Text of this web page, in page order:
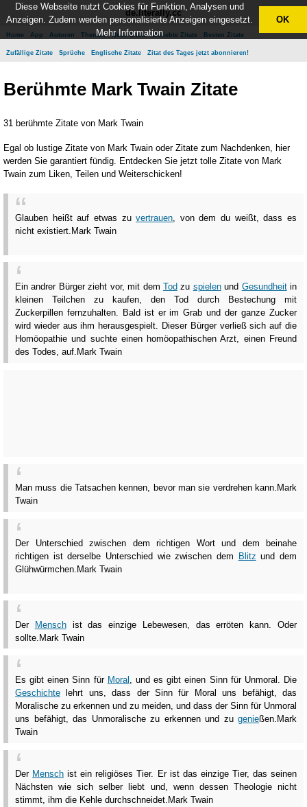
de.literally.cc
Home App Autoren Themen Neue Zitate Beliebte Zitate Besten Zitate
Zufällige Zitate Sprüche Englische Zitate Zitat des Tages jetzt abonnieren!
Berühmte Mark Twain Zitate
31 berühmte Zitate von Mark Twain
Egal ob lustige Zitate von Mark Twain oder Zitate zum Nachdenken, hier
werden Sie garantiert fündig. Entdecken Sie jetzt tolle Zitate von Mark
Twain zum Liken, Teilen und Weiterschicken!
Glauben heißt auf etwas zuvertrauen , von dem du weißt, dass es
nicht existiert. Mark Twain
Ein andrer Bürger zieht vor, mit dem Tod zu spielenund Gesundheitin
kleinen Teilchen zu kaufen, den Tod durch Bestechung mit
Zuckerpillen fernzuhalten. Bald ist er im Grab und der ganze Zucker
wird wieder aus ihm herausgespielt. Dieser Bürger verließ sich auf die
Homöopathie und suchte einen homöopathischen Arzt, einen Freund
des Todes, auf. Mark Twain
Man muss die Tatsachen kennen, bevor man sie verdrehen kann. Mark
Twain
Der Unterschied zwischen dem richtigen Wort und dem beinahe
richtigen ist derselbe Unterschied wie zwischen dem Blitz und dem
Glühwürmchen. Mark Twain
Der Menschist das einzige Lebewesen, das erröten kann. Oder
sollte. Mark Twain
Es gibt einen Sinn für Moral , und es gibt einen Sinn für Unmoral. Die
Geschichte lehrt uns, dass der Sinn für Moral uns befähigt, das
Moralische zu erkennen und zu meiden, und dass der Sinn für Unmoral
uns befähigt, das Unmoralische zu erkennen und zu genießen. Mark
Twain
Der Mensch ist ein religiöses Tier. Er ist das einzige Tier, das seinen
Nächsten wie sich selber liebt und, wenn dessen Theologie nicht
stimmt, ihm die Kehle durchschneidet. Mark Twain
Diese Webseite nutzt Cookies für Funktion, Analysen und
Anzeigen. Zudem werden personalisierte Anzeigen eingesetzt.
Mehr Information
OK